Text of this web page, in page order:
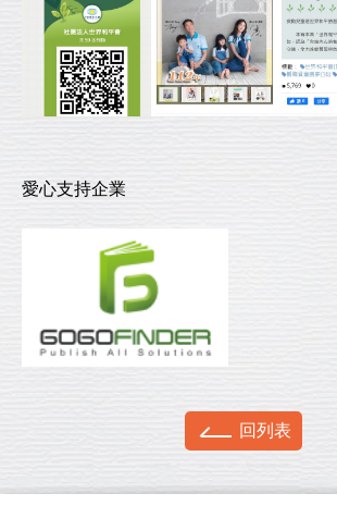
回列表
愛心支持企業